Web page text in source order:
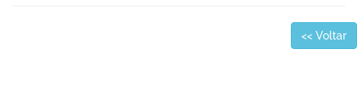
<< Voltar